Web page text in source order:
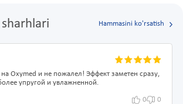
Hammasini ko'rsatish
на Oxymed и не пожалел! Эффект заметен сразу,
упругой и увлажненной.
0 0